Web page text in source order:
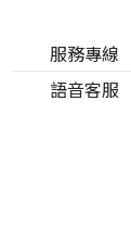
服務專線
語音客服